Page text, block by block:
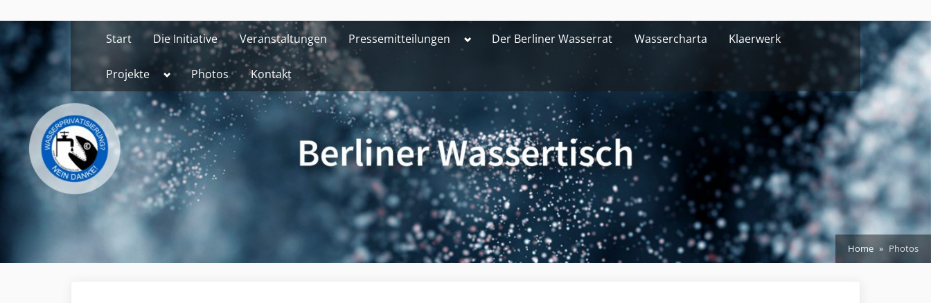
to
content
Start Die Initiative Veranstaltungen Pressemitteilungen ToggleDer Berliner Wasserrat Wassercharta Klaerwerk
Projekte Toggle
menu
Photos Kontakt
Home Photos